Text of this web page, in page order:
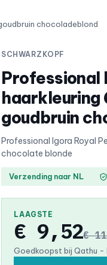
chocoladeblond
SCHWARZKOPF
Professional
goudbruin
Professional Igora Royal
chocolate blonde
Verzending naar NL
LAAGSTE
€ 9,52€
Goedkoopst bij Qathu